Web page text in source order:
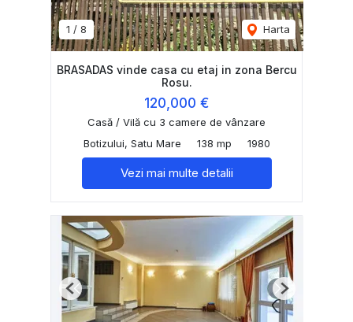
1 / 8 Harta
BRASADAS vinde casa cu etaj in zona Bercu
Rosu.
120,000 €
Casă / Vilă cu 3 camere de vânzare
Botizului, Satu Mare
138 mp 1980
Vezi mai multe detalii
Previous Next